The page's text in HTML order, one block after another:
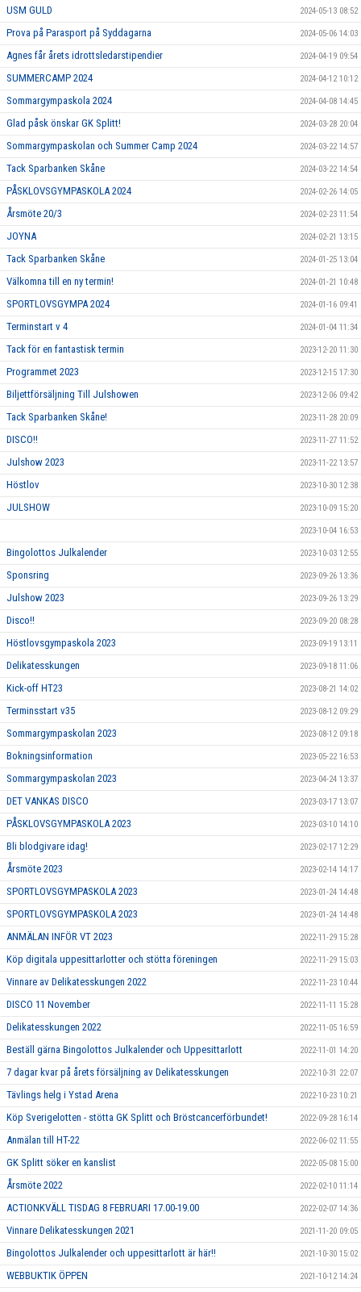
USM GULD 2024-05-13 08:52
Prova på Parasport på Syddagarna 2024-05-06 14:03
Agnes får årets idrottsledarstipendier 2024-04-19 09:54
SUMMERCAMP 2024 2024-04-12 10:12
Sommargympaskola 2024 2024-04-08 14:45
Glad påsk önskar GK Splitt! 2024-03-28 20:04
Sommargympaskolan och Summer Camp 2024 2024-03-22 14:57
Tack Sparbanken Skåne 2024-03-22 14:54
PÅSKLOVSGYMPASKOLA 2024 2024-02-26 14:05
Årsmöte 20/3 2024-02-23 11:54
JOYNA 2024-02-21 13:15
Tack Sparbanken Skåne 2024-01-25 13:04
Välkomna till en ny termin! 2024-01-21 10:48
SPORTLOVSGYMPA 2024 2024-01-16 09:41
Terminstart v 4 2024-01-04 11:34
Tack för en fantastisk termin 2023-12-20 11:30
Programmet 2023 2023-12-15 17:30
Biljettförsäljning Till Julshowen 2023-12-06 09:42
Tack Sparbanken Skåne! 2023-11-28 20:09
DISCO!! 2023-11-27 11:52
Julshow 2023 2023-11-22 13:57
Höstlov 2023-10-30 12:38
JULSHOW 2023-10-09 15:20
2023-10-04 16:53
Bingolottos Julkalender 2023-10-03 12:55
Sponsring 2023-09-26 13:36
Julshow 2023 2023-09-26 13:29
Disco!! 2023-09-20 08:28
Höstlovsgympaskola 2023 2023-09-19 13:11
Delikatesskungen 2023-09-18 11:06
Kick-off HT23 2023-08-21 14:02
Terminsstart v35 2023-08-12 09:29
Sommargympaskolan 2023 2023-08-12 09:18
Bokningsinformation 2023-05-22 16:53
Sommargympaskolan 2023 2023-04-24 13:37
DET VANKAS DISCO 2023-03-17 13:07
PÅSKLOVSGYMPASKOLA 2023 2023-03-10 14:10
Bli blodgivare idag! 2023-02-17 12:29
Årsmöte 2023 2023-02-14 14:17
SPORTLOVSGYMPASKOLA 2023 2023-01-24 14:48
SPORTLOVSGYMPASKOLA 2023 2023-01-24 14:48
ANMÄLAN INFÖR VT 2023 2022-11-29 15:28
Köp digitala uppesittarlotter och stötta föreningen 2022-11-29 15:03
Vinnare av Delikatesskungen 2022 2022-11-23 10:44
DISCO 11 November 2022-11-11 15:28
Delikatesskungen 2022 2022-11-05 16:59
Beställ gärna Bingolottos Julkalender och Uppesittarlott 2022-11-01 14:20
7 dagar kvar på årets försäljning av Delikatesskungen 2022-10-31 22:07
Tävlings helg i Ystad Arena 2022-10-23 10:21
Köp Sverigelotten - stötta GK Splitt och Bröstcancerförbundet! 2022-09-28 16:14
Anmälan till HT-22 2022-06-02 11:55
GK Splitt söker en kanslist 2022-05-08 15:00
Årsmöte 2022 2022-02-10 11:14
ACTIONKVÄLL TISDAG 8 FEBRUARI 17.00-19.00 2022-02-07 14:36
Vinnare Delikatesskungen 2021 2021-11-20 09:05
Bingolottos Julkalender och uppesittarlott är här!! 2021-10-30 15:02
WEBBUKTIK ÖPPEN 2021-10-12 14:24